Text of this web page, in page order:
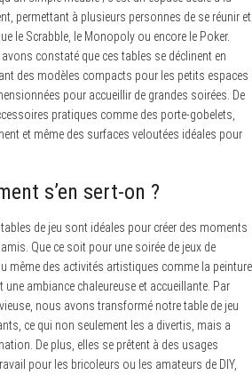
permettant à plusieurs personnes de se réunir et
le Scrabble, le Monopoly ou encore le Poker.
constaté que ces tables se déclinent en
des modèles compacts pour les petits espaces
pour accueillir de grandes soirées. De
pratiques comme des porte-gobelets,
et même des surfaces veloutées idéales pour
s’en sert-on ?
de jeu sont idéales pour créer des moments
Que ce soit pour une soirée de jeux de
même des activités artistiques comme la peinture
une ambiance chaleureuse et accueillante. Par
nous avons transformé notre table de jeu
ce qui non seulement les a divertis, mais a
De plus, elles se prêtent à des usages
pour les bricoleurs ou les amateurs de DIY,